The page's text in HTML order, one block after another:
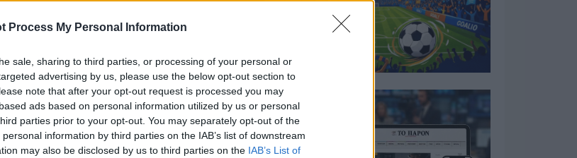
Process My Personal Information
sale, sharing to third parties, or processing of your personal or
advertising by us, please use the below opt-out section to
note that after your opt-out request is processed you may
ads based on personal information utilized by us or personal
parties prior to your opt-out. You may separately opt-out of the
information by third parties on the IAB’s list of downstream
may also be disclosed by us to third parties on the IAB’s List of
τα ίχνη των νεοναζί. Με μόνα της όπλα
η «σουπερ γιαγιά» έχει αφαιρέσει
των ναζί πρέπει να φύγει» όπως λέει και
Σύνορα» κάνει μια σημαντική ανακάλυψη:
με τον ίδιο «σκοτεινό» τρόπο που το
παραδέχεται ως πρότυπό του τον
κατάλυση της δημοκρατίας.